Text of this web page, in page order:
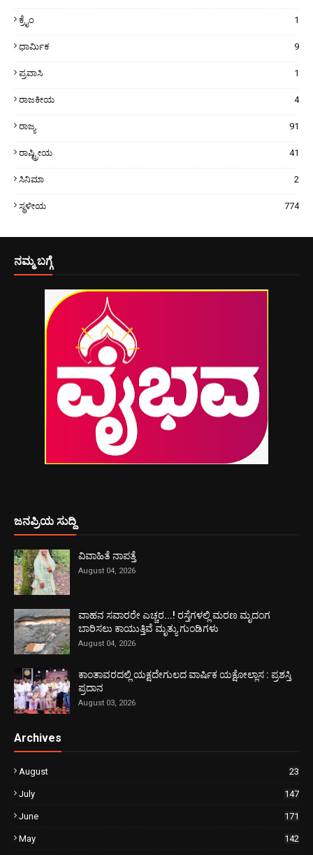
ಕ್ರೈಂ 1
ಧಾರ್ಮಿಕ 9
ಪ್ರವಾಸಿ 1
ರಾಜಕೀಯ 4
ರಾಜ್ಯ 91
ರಾಷ್ಟ್ರೀಯ 41
ಸಿನಿಮಾ 2
ಸ್ಥಳೀಯ 774
ನಮ್ಮ ಬಗ್ಗೆ
ಜನಪ್ರಿಯ ಸುದ್ದಿ
ವಿವಾಹಿತೆ ನಾಪತ್ತೆ
August 04, 2026
ವಾಹನ ಸವಾರರೇ ಎಚ್ಚರ...! ರಸ್ತೆಗಳಲ್ಲಿ ಮರಣ ಮೃದಂಗ
ಬಾರಿಸಲು ಕಾಯುತ್ತಿವೆ ಮೃತ್ಯು ಗುಂಡಿಗಳು
August 04, 2026
ಕಾಂತಾವರದಲ್ಲಿ ಯಕ್ಷದೇಗುಲದ ವಾರ್ಷಿಕ ಯಕ್ಷೋಲ್ಲಾಸ : ಪ್ರಶಸ್ತಿ
ಪ್ರದಾನ
August 03, 2026
Archives
August 23
July 147
June 171
May 142